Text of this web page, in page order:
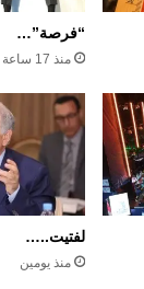
“فرصة”…
منذ 17 ساعة
لفتيت..…
منذ يومين